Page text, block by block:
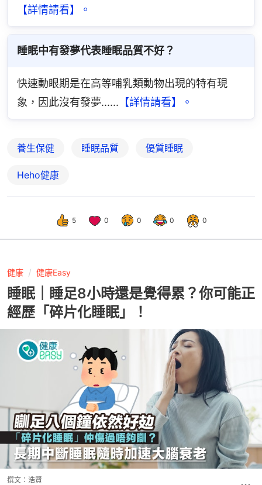
【詳情請看】。
睡眠中有發夢代表睡眠品質不好？
快速動眼期是在高等哺乳類動物出現的特有現
象，因此沒有發夢...... 【詳情請看】。
養生保健 睡眠品質 優質睡眠
Heho健康
5 0 0 0 0
健康 健康Easy
睡眠｜睡足8小時還是覺得累？你可能正
經歷「碎片化睡眠」！
撰文： 浩賢